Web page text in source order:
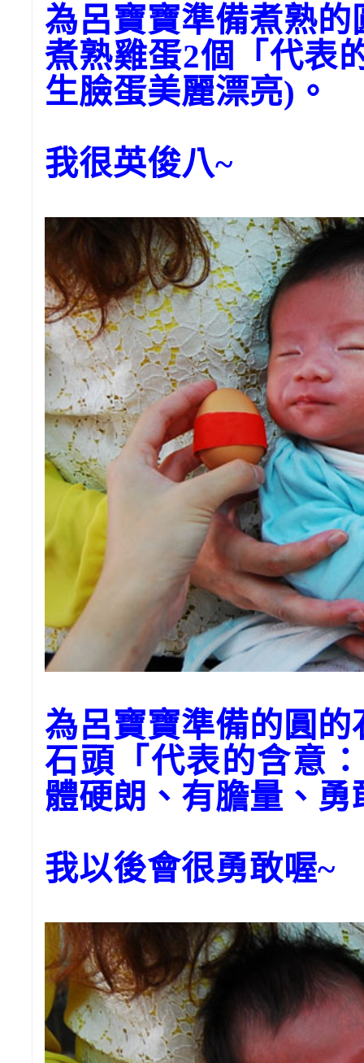
為呂寶寶準備煮熟
煮熟雞蛋2個「代表
生臉蛋美麗漂亮)。
我很英俊八~
為呂寶寶準備的圓
石頭「代表的含意
體硬朗、有膽量、勇
我以後會很勇敢喔~